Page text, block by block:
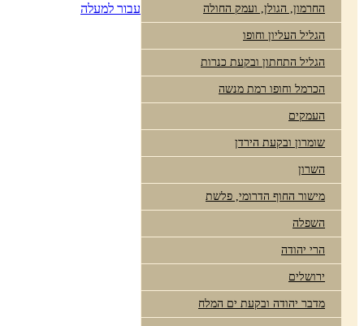
החרמון, הגולן, ועמק החולה
הגליל העליון וחופו
הגליל התחתון ובקעת כנרות
הכרמל וחופו רמת מנשה
העמקים
שומרון ובקעת הירדן
השרון
מישור החוף הדרומי, פלשת
השפלה
הרי יהודה
ירושלים
מדבר יהודה ובקעת ים המלח
עבור למעלה